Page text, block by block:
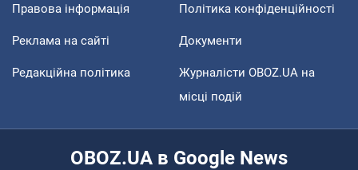
Правова інформація Політика конфіденційності
Реклама на сайті Документи
Редакційна політика
Журналісти OBOZ.UA на
місці подій
OBOZ.UA в Google News